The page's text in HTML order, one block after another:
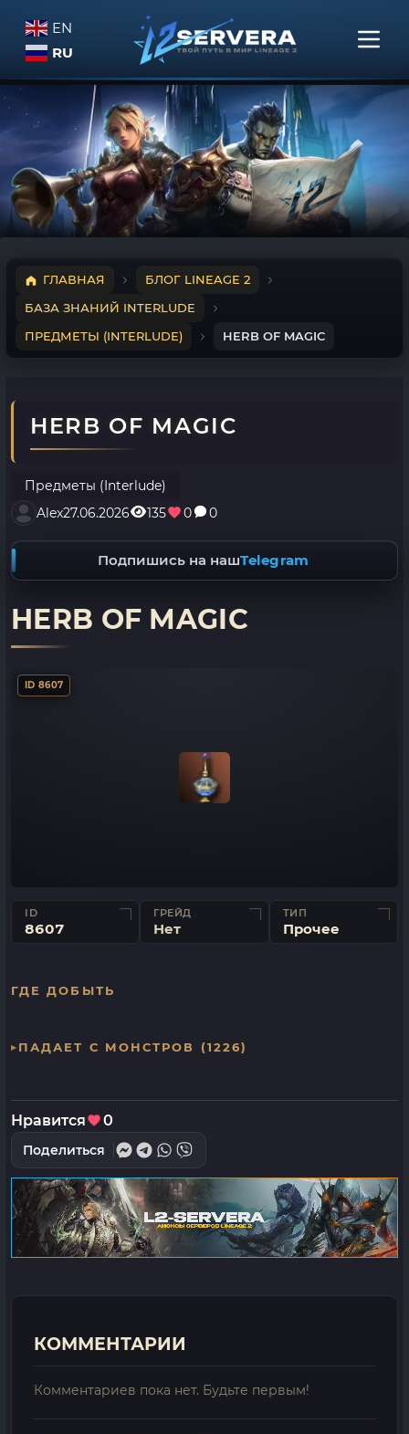
EN
RU
ГЛАВНАЯ
БЛОГ LINEAGE 2
БАЗА ЗНАНИЙ INTERLUDE
ПРЕДМЕТЫ (INTERLUDE)
HERB OF MAGIC
HERB OF MAGIC
Предметы (Interlude)
Alex27.06.2026 135 0 0
Подпишись на нашTelegram
HERB OF MAGIC
ID 8607
ID
8607
ГРЕЙД
Нет
ТИП
Прочее
ГДЕ ДОБЫТЬ
ПАДАЕТ С МОНСТРОВ (1226)
Нравится 0
Поделиться
КОММЕНТАРИИ
Комментариев пока нет. Будьте первым!